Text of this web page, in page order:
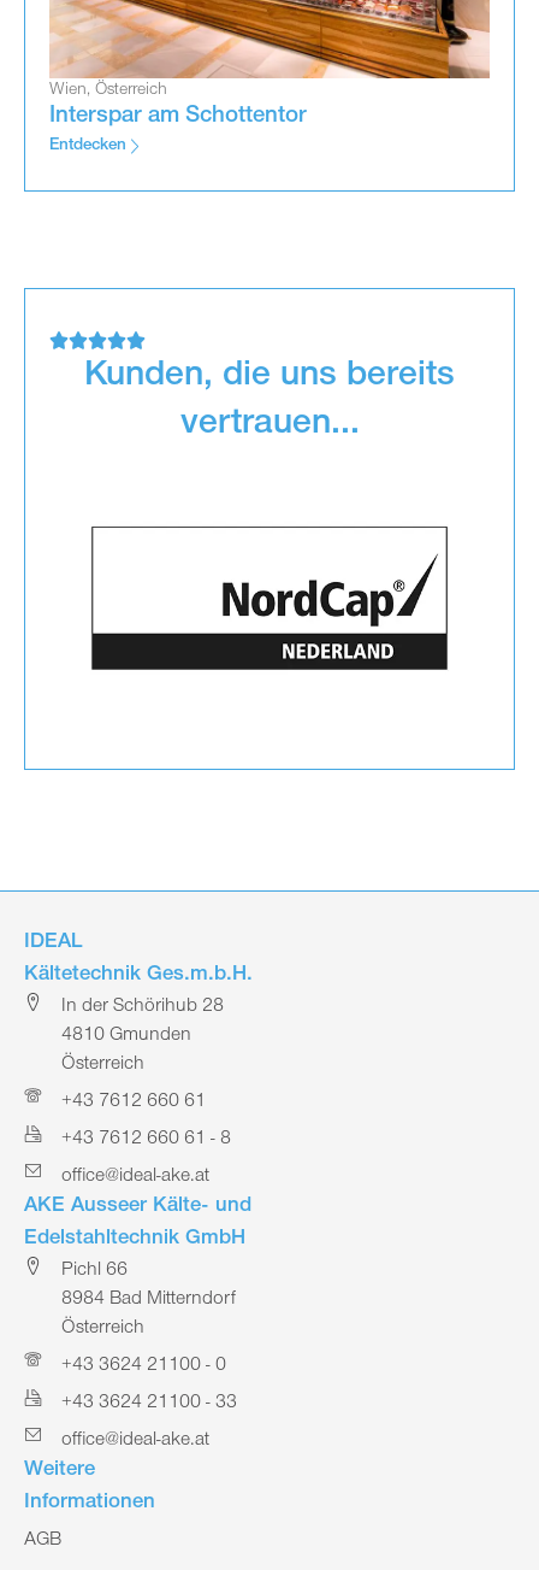
Wien, Österreich
Interspar am Schottentor
Entdecken

Kunden, die uns bereits
vertrauen...
IDEAL
Kältetechnik Ges.m.b.H.
In der Schörihub 28
4810 Gmunden
Österreich
+43 7612 660 61
+43 7612 660 61 - 8
office@ideal-ake.at
AKE Ausseer Kälte- und
Edelstahltechnik GmbH
Pichl 66
8984 Bad Mitterndorf
Österreich
+43 3624 21100 - 0
+43 3624 21100 - 33
office@ideal-ake.at
Weitere
Informationen
AGB